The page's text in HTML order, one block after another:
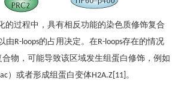
的过程中，具有相反功能的染色质修饰复合
R-loops的占用决定。在R-loops存在的情况
合物，可能导致该区域发生组蛋白修饰，例如
）或者形成组蛋白变体H2A.Z[11]。